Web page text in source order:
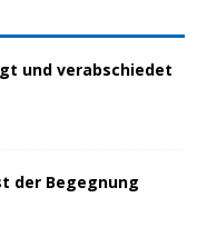
und verabschiedet
der Begegnung